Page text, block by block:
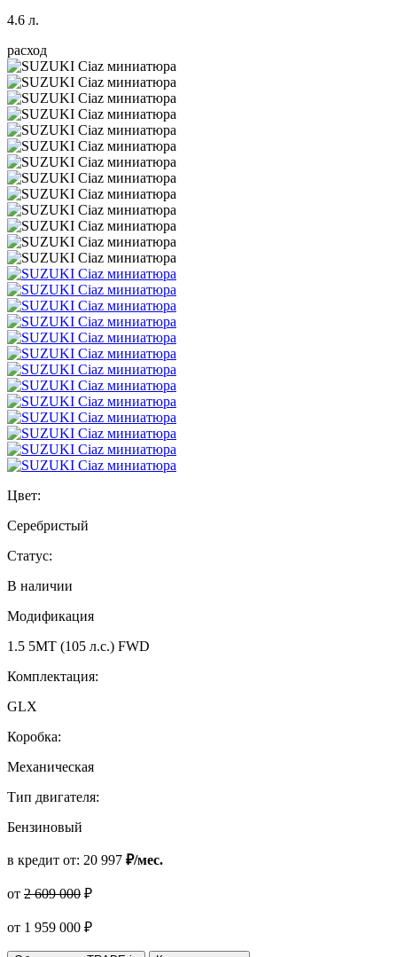
4.6 л.
расход
Цвет:
Серебристый
Статус:
В наличии
Модификация
1.5 5MT (105 л.с.) FWD
Комплектация:
GLX
Коробка:
Механическая
Тип двигателя:
Бензиновый
в кредит от: 20 997 ₽/мес.
от 2 609 000 ₽
от 1 959 000 ₽